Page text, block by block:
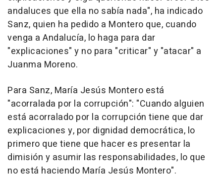
andaluces que ella no sabía nada", ha indicado
Sanz, quien ha pedido a Montero que, cuando
venga a Andalucía, lo haga para dar
"explicaciones" y no para "criticar" y "atacar" a
Juanma Moreno.
Para Sanz, María Jesús Montero está
"acorralada por la corrupción": "Cuando alguien
está acorralado por la corrupción tiene que dar
explicaciones y, por dignidad democrática, lo
primero que tiene que hacer es presentar la
dimisión y asumir las responsabilidades, lo que
no está haciendo María Jesús Montero".